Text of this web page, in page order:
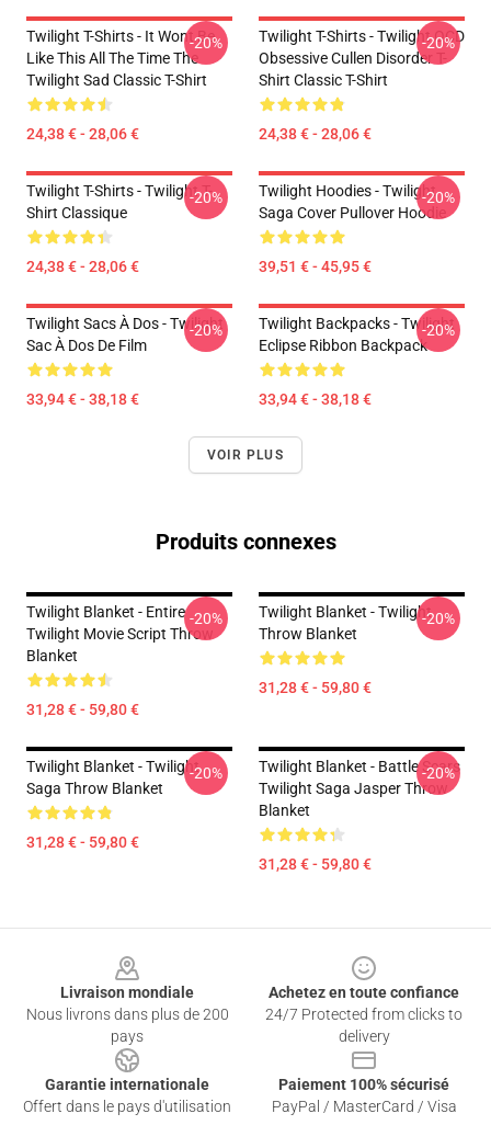
Twilight T-Shirts - It Wont Be
Like This All The Time The
Twilight Sad Classic T-Shirt
24,38 € - 28,06 €
-20%
Twilight T-Shirts - Twilight OCD
Obsessive Cullen Disorder T-
Shirt Classic T-Shirt
24,38 € - 28,06 €
-20%
Twilight T-Shirts - Twilight T-
Shirt Classique
24,38 € - 28,06 €
-20%
Twilight Hoodies - Twilight
Saga Cover Pullover Hoodie
39,51 € - 45,95 €
-20%
Twilight Sacs À Dos - Twilight
Sac À Dos De Film
33,94 € - 38,18 €
-20%
Twilight Backpacks - Twilight
Eclipse Ribbon Backpack
33,94 € - 38,18 €
-20%
VOIR PLUS
Produits connexes
Twilight Blanket - Entire
Twilight Movie Script Throw
Blanket
31,28 € - 59,80 €
-20%
Twilight Blanket - Twilight
Throw Blanket
31,28 € - 59,80 €
-20%
Twilight Blanket - Twilight
Saga Throw Blanket
31,28 € - 59,80 €
-20%
Twilight Blanket - Battle Scars
Twilight Saga Jasper Throw
Blanket
31,28 € - 59,80 €
-20%
Livraison mondiale
Nous livrons dans plus de 200
pays
Achetez en toute confiance
24/7 Protected from clicks to
delivery
Garantie internationale
Offert dans le pays d'utilisation
Paiement 100% sécurisé
PayPal / MasterCard / Visa